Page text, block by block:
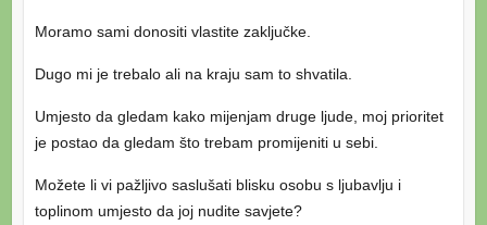
Moramo sami donositi vlastite zaključke.
Dugo mi je trebalo ali na kraju sam to shvatila.
Umjesto da gledam kako mijenjam druge ljude, moj prioritet
je postao da gledam što trebam promijeniti u sebi.
Možete li vi pažljivo saslušati blisku osobu s ljubavlju i
toplinom umjesto da joj nudite savjete?